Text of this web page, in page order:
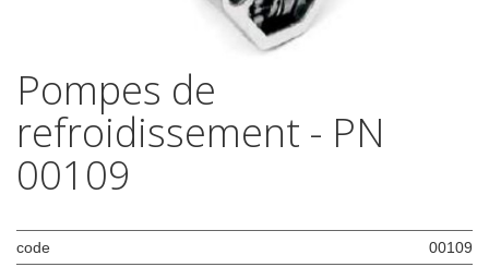
Pompes de
refroidissement - PN
00109
code
00109